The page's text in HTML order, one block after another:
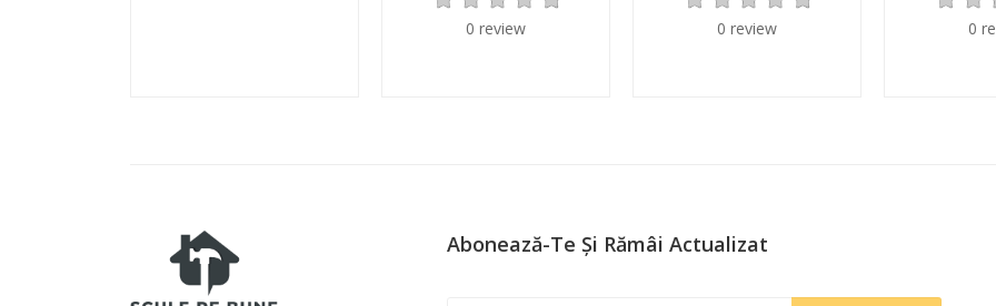
0 review 0 review 0
Abonează-Te Și Rămâi Actualizat